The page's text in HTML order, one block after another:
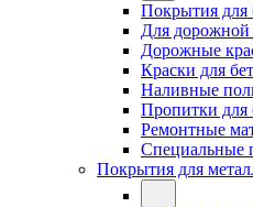
Покрытия для
Для дорожной
Дорожные
Краски для
Наливные
Пропитки для
Ремонтные
Специальные
Покрытия для